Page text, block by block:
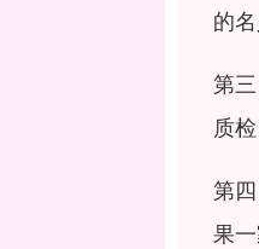
的
第
质
第
果